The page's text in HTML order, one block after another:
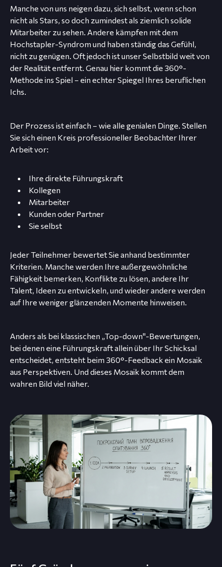
Manche von uns neigen dazu, sich selbst, wenn schon
nicht als Stars, so doch zumindest als ziemlich solide
Mitarbeiter zu sehen. Andere kämpfen mit dem
Hochstapler-Syndrom und haben ständig das Gefühl,
nicht zu genügen. Oft jedoch ist unser Selbstbild weit von
der Realität entfernt. Genau hier kommt die 360°-
Methode ins Spiel – ein echter Spiegel Ihres beruflichen
Ichs.
Der Prozess ist einfach – wie alle genialen Dinge. Stellen
Sie sich einen Kreis professioneller Beobachter Ihrer
Arbeit vor:
Ihre direkte Führungskraft
Kollegen
Mitarbeiter
Kunden oder Partner
Sie selbst
Jeder Teilnehmer bewertet Sie anhand bestimmter
Kriterien. Manche werden Ihre außergewöhnliche
Fähigkeit bemerken, Konflikte zu lösen, andere Ihr
Talent, Ideen zu entwickeln, und wieder andere werden
auf Ihre weniger glänzenden Momente hinweisen.
Anders als bei klassischen „Top-down"-Bewertungen,
bei denen eine Führungskraft allein über Ihr Schicksal
entscheidet, entsteht beim 360°-Feedback ein Mosaik
aus Perspektiven. Und dieses Mosaik kommt dem
wahren Bild viel näher.